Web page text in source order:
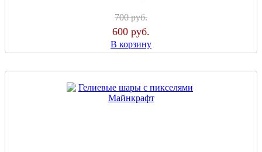
700руб.
600 руб.
В корзину